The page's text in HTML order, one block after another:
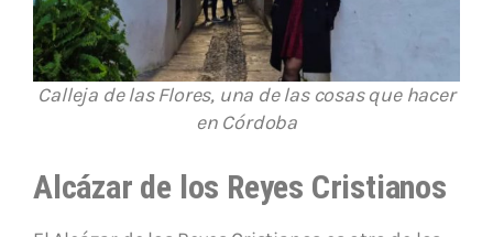
Calleja de las Flores, una de las cosas que hacer
en Córdoba
Alcázar de los Reyes Cristianos